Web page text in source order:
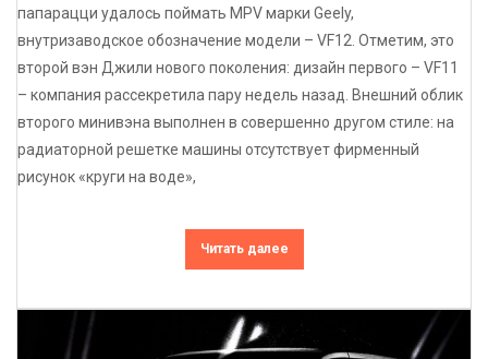
папарацци удалось поймать MPV марки Geely,
внутризаводское обозначение модели – VF12. Отметим, это
второй вэн Джили нового поколения: дизайн первого – VF11
– компания рассекретила пару недель назад. Внешний облик
второго минивэна выполнен в совершенно другом стиле: на
радиаторной решетке машины отсутствует фирменный
рисунок «круги на воде»,
Читать далее